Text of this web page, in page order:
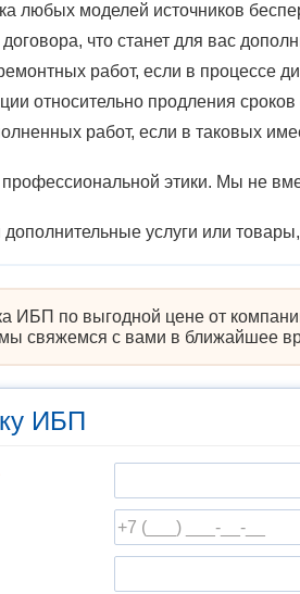
любых моделей источников
что станет для вас
работ, если в процессе
относительно продления
работ, если в таковых
этики. Мы не
услуги или
ИБП по выгодной цене от
мы свяжемся с вами в ближайшее
ИБП